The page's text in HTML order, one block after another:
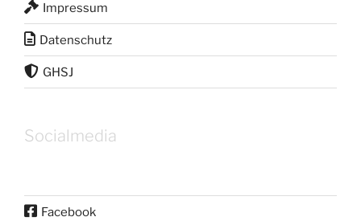
Impressum
Datenschutz
GHSJ
Socialmedia
Facebook